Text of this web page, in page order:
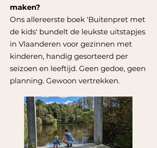
maken?
Ons allereerste boek 'Buitenpret met
de kids' bundelt de leukste uitstapjes
in Vlaanderen voor gezinnen met
kinderen, handig gesorteerd per
seizoen en leeftijd. Geen gedoe, geen
planning. Gewoon vertrekken.